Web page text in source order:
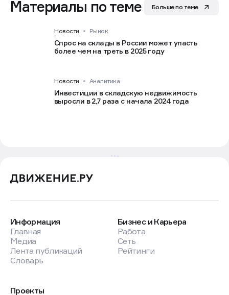
Материалы по теме Больше по теме
Новости Рынок
Спрос на склады в России может упасть
более чем на треть в 2025 году
Новости Аналитика
Инвестиции в складскую недвижимость
выросли в 2,7 раза с начала 2024 года
Информация
Главная
Медиа
Лента публикаций
Словарь
Бизнес и Карьера
Работа
Сеть
Рейтинги
Проекты